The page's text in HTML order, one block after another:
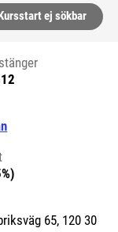
Kursstart ej sökbar
65, 120 30